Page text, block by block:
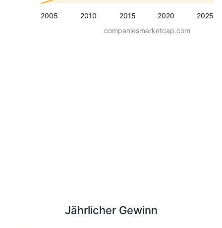
2005 2010 2015 2020 2025
companiesmarketcap.com
Jährlicher Gewinn